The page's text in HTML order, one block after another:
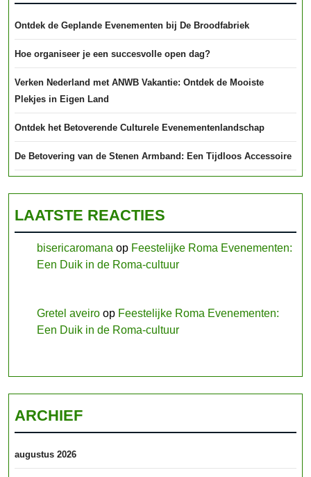
Ontdek de Geplande Evenementen bij De Broodfabriek
Hoe organiseer je een succesvolle open dag?
Verken Nederland met ANWB Vakantie: Ontdek de Mooiste
Plekjes in Eigen Land
Ontdek het Betoverende Culturele Evenementenlandschap
De Betovering van de Stenen Armband: Een Tijdloos Accessoire
LAATSTE REACTIES
bisericaromana op Feestelijke Roma Evenementen:
Een Duik in de Roma-cultuur
Gretel aveiro op Feestelijke Roma Evenementen:
Een Duik in de Roma-cultuur
ARCHIEF
augustus 2026